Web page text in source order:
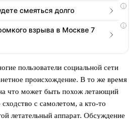
i
смеяться долго
i
взрыва в Москве 7
пользователи социальной сети
происхождение. В то же время
что может быть похож летающий
с самолетом, а кто-то
летательный аппарат. Обсуждение